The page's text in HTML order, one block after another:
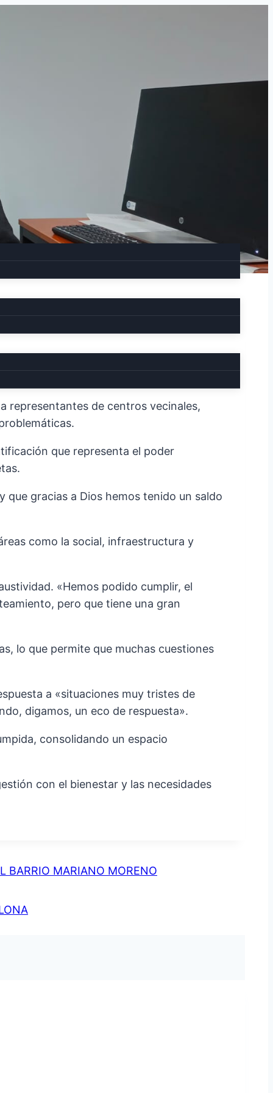
su compromiso con una
representantes de centros vecinales,
que representa el poder
que gracias a Dios hemos tenido un saldo
como la social, infraestructura y
«Hemos podido cumplir, el
pero que tiene una gran
lo que permite que muchas cuestiones
a «situaciones muy tristes de
digamos, un eco de respuesta».
consolidando un espacio
con el bienestar y las necesidades
BARRIO MARIANO MORENO